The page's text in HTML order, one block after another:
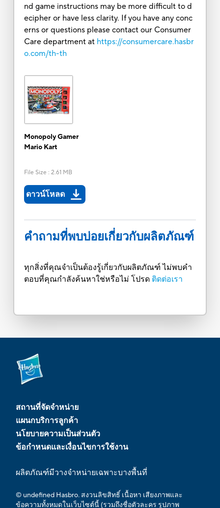
nd game instructions may be more difficult to d
ecipher or have less clarity. If you have any conc
erns or questions please contact our Consumer
Care department at https://consumercare.hasbr
o.com/th-th
Monopoly Gamer
Mario Kart
File Size : 2.61 MB
ดาวน์โหลด
คำถามที่พบบ่อยเกี่ยวกับผลิตภัณฑ์
ทุกสิ่งที่คุณจำเป็นต้องรู้เกี่ยวกับผลิตภัณฑ์ ไม่พบคำ
ตอบที่คุณกำลังค้นหาใช่หรือไม่ โปรด ติดต่อเรา
สถานที่จัดจำหน่าย
แผนกบริการลูกค้า
นโยบายความเป็นส่วนตัว
ข้อกำหนดและเงื่อนไขการใช้งาน
ผลิตภัณฑ์มีวางจำหน่ายเฉพาะบางพื้นที่
© undefined Hasbro. สงวนลิขสิทธิ์ เนื้อหา เสียงภาพและ
ข้อความทั้งหมดในเว็บไซต์นี้ (รวมถึงชื่อตัวละคร รูปภาพ